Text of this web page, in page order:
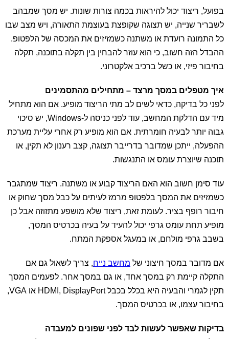
בפועל, ריצוד יכול להיראות בכמה צורות שונות. יש מסך שמבהב
לשבריר שנייה, יש תצוגה שקופצת בעוצמת התאורה, ויש מצב שבו
כל התמונה רועדת או משתנה כשמזיזים את המכסה של הלפטופ.
ההבדל הזה חשוב, כי הוא עוזר להבחין בין תקלה בתוכנה, תקלה
בחיבור פיזי, או כשל ברכיב אלקטרוני.
איך מטפלים במסך מרצד – מתחילים מהתסמינים
לפני כל בדיקה, כדאי לשים לב מתי הריצוד מופיע. אם הוא מתחיל
מיד עם הדלקת המחשב, עוד לפני כניסה ל-Windows, יש סיכוי
גבוה יותר לבעיה חומרתית. אם הוא מופיע רק אחרי עליית מערכת
ההפעלה, ייתכן שמדובר בדרייבר תצוגה, קצב רענון לא תקין, או
תוכנה שיוצרת עומס או התנגשות.
עוד סימן חשוב הוא האם הריצוד קבוע או משתנה. ריצוד שמתגבר
כשמזיזים את המסך בלפטופ מרמז לעיתים על כבל מסך שחוק או
חיבור רופף בציר. לעומת זאת, ריצוד שלא מושפע מתזוזה אבל כן
מופיע תחת עומס גרפי יכול להעיד על בעיה בכרטיס המסך,
בשבב גרפי מולחם, או במעגל אספקת המתח.
אם מדובר במסך חיצוני של מחשב נייח, צריך לשאול גם אם
התקלה קיימת רק במסך אחד, או גם במסך אחר. לפעמים המסך
תקין לגמרי והבעיה היא בכלל בכבל HDMI, DisplayPort או VGA,
בחיבור עצמו, או בכרטיס המסך.
בדיקות שאפשר לעשות לבד לפני שפונים למעבדה